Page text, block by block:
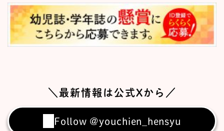
＼最新情報は公式Xから／
Follow @youchien_hensyu